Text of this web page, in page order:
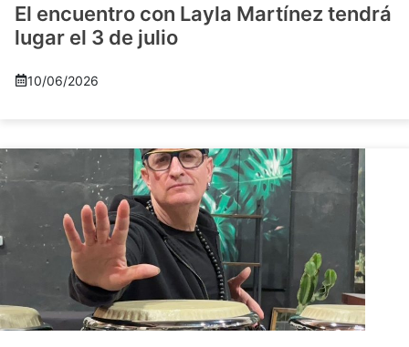
El encuentro con Layla Martínez tendrá
lugar el 3 de julio
10/06/2026